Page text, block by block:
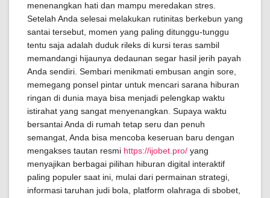
menenangkan hati dan mampu meredakan stres.
Setelah Anda selesai melakukan rutinitas berkebun yang
santai tersebut, momen yang paling ditunggu-tunggu
tentu saja adalah duduk rileks di kursi teras sambil
memandangi hijaunya dedaunan segar hasil jerih payah
Anda sendiri. Sembari menikmati embusan angin sore,
memegang ponsel pintar untuk mencari sarana hiburan
ringan di dunia maya bisa menjadi pelengkap waktu
istirahat yang sangat menyenangkan. Supaya waktu
bersantai Anda di rumah tetap seru dan penuh
semangat, Anda bisa mencoba keseruan baru dengan
mengakses tautan resmi https://ijobet.pro/ yang
menyajikan berbagai pilihan hiburan digital interaktif
paling populer saat ini, mulai dari permainan strategi,
informasi taruhan judi bola, platform olahraga di sbobet,